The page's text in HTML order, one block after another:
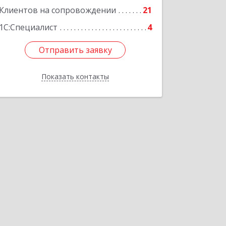
Клиентов на сопровождении
21
1С:Специалист
4
Отправить заявку
Показать контакты
Отправить заявку
Назад